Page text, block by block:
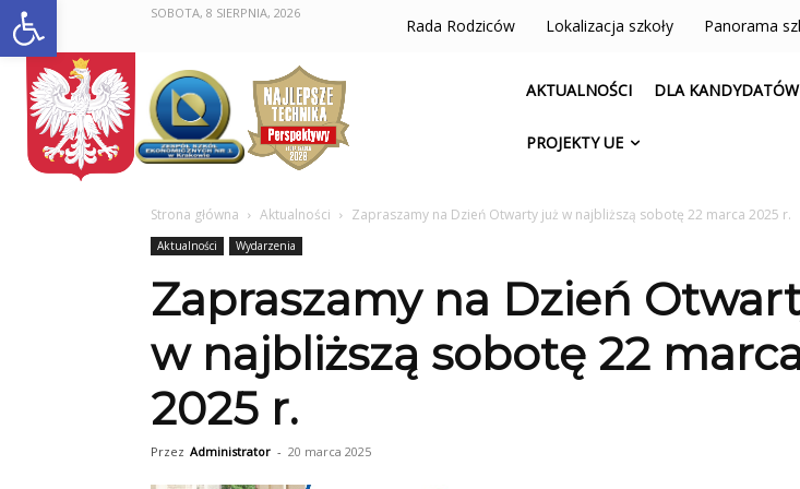
Rada Rodziców Lokalizacja szkoły Panorama
SOBOTA, 8 SIERPNIA, 2026
AKTUALNOŚCI DLA KANDYDATÓW
PROJEKTY UE
Strona główna Aktualności Zapraszamy na Dzień Otwarty już w najbliższą sobotę 22 marca 2025 r.
Aktualności Wydarzenia
Zapraszamy na Dzień
w najbliższą sobotę 22
2025 r.
Przez Administrator - 20 marca 2025